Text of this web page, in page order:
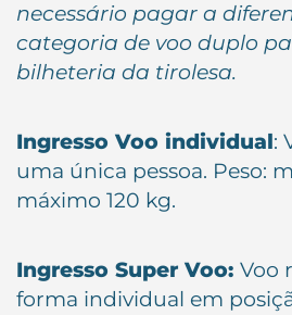
necessário pagar a
categoria de voo duplo
bilheteria da tirolesa.
Ingresso Voo individual:
uma única pessoa. Peso:
máximo 120 kg.
Ingresso Super Voo: Voo
forma individual em